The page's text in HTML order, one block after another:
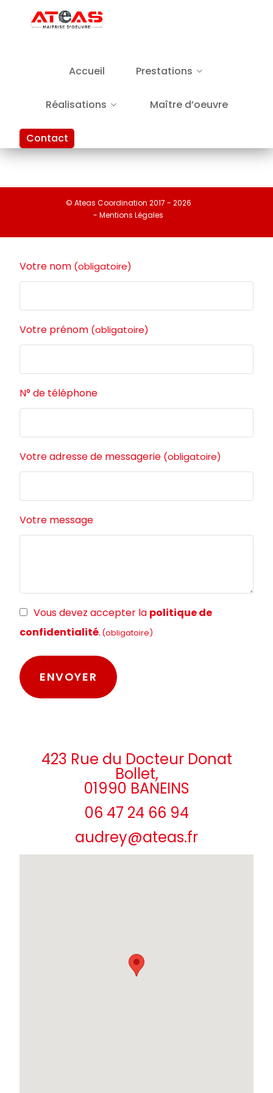
Accueil Prestations
Réalisations Maître d’oeuvre
Contact
© Ateas Coordination 2017 - 2026
- Mentions Légales
Votre nom (obligatoire)
Votre prénom (obligatoire)
N° de téléphone
Votre adresse de messagerie (obligatoire)
Votre message
RGPDVous devez accepter la politique de
confidentialité. (obligatoire)
423 Rue du Docteur Donat
Bollet,
01990 BANEINS
06 47 24 66 94
audrey@ateas.fr